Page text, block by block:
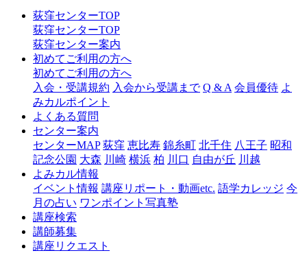
ャ
窪
荻窪センターTOP
荻窪センターTOP
荻窪センター案内
初めてご利用の方へ
初めてご利用の方へ
入会・受講規約 入会から受講まで Q & A 会員優待 よ
みカルポイント
よくある質問
センター案内
センターMAP 荻窪 恵比寿 錦糸町 北千住 八王子 昭和
記念公園 大森 川崎 横浜 柏 川口 自由が丘 川越
よみカル情報
イベント情報 講座リポート・動画etc. 語学カレッジ 今
月の占い ワンポイント写真塾
講座検索
講師募集
講座リクエスト